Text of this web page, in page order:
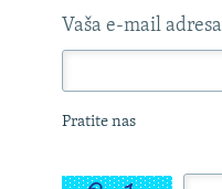
Vaša e-mail adresa
Pratite nas